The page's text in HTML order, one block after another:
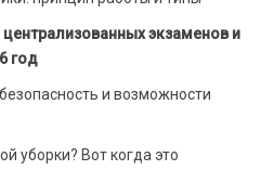
экзаменов и
год
и возможности
уборки? Вот когда это